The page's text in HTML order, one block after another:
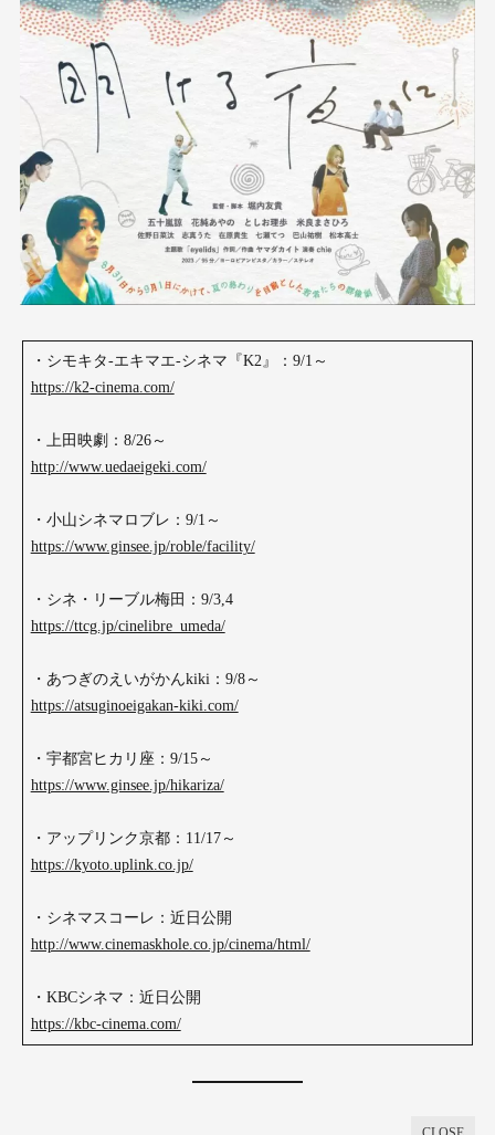
・シモキタ-エキマエ-シネマ『K2』：9/1～
https://k2-cinema.com/
・上田映劇：8/26～
http://www.uedaeigeki.com/
・小山シネマロブレ：9/1～
https://www.ginsee.jp/roble/facility/
・シネ・リーブル梅田：9/3,4
https://ttcg.jp/cinelibre_umeda/
・あつぎのえいがかんkiki：9/8～
https://atsuginoeigakan-kiki.com/
・宇都宮ヒカリ座：9/15～
https://www.ginsee.jp/hikariza/
・アップリンク京都：11/17～
https://kyoto.uplink.co.jp/
・シネマスコーレ：近日公開
http://www.cinemaskhole.co.jp/cinema/html/
・KBCシネマ：近日公開
https://kbc-cinema.com/